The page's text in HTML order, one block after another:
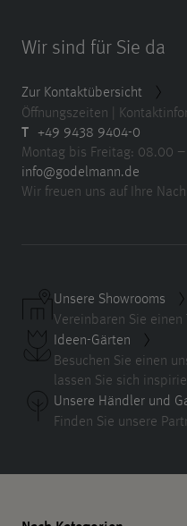
Wir sind für Sie da
Zur Kontaktübersicht
Öffnungszeiten |
T +49 9438 9404-0
Montag bis Freitag: 08.00 –
info@godelmann.de
Wir freuen uns auf Ihre
Unsere Showrooms
Vereinbaren Sie einen
Ideen-Gärten
Besuchen Sie einen
lassen Sie sich
Unsere Händler und
Finden Sie unsere